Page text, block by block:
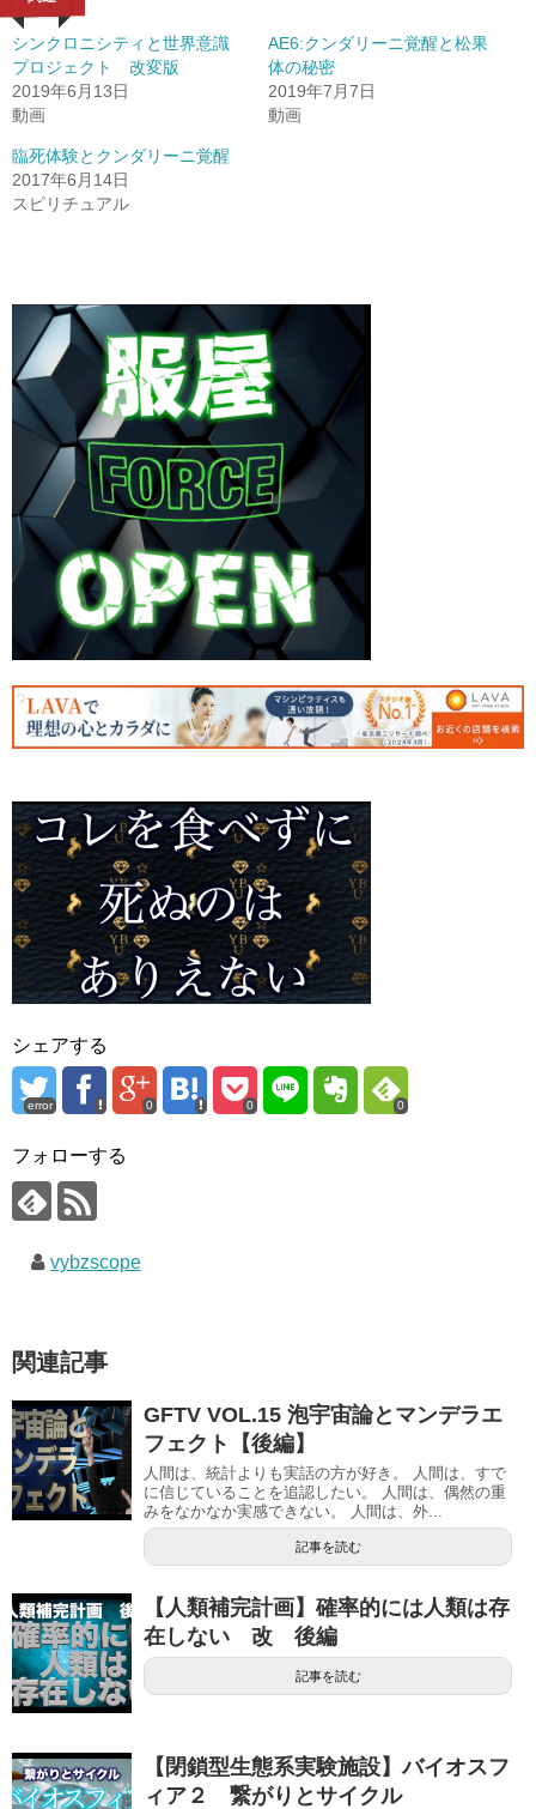
シンクロニシティと世界意識
プロジェクト 改変版
2019年6月13日
動画
AE6:クンダリーニ覚醒と松果
体の秘密
2019年7月7日
動画
臨死体験とクンダリーニ覚醒
2017年6月14日
スピリチュアル
シェアする
error 0 0 0
フォローする
vybzscope
関連記事
GFTV VOL.15 泡宇宙論とマンデラエ
フェクト【後編】
人間は、統計よりも実話の方が好き。 人間は、すで
に信じていることを追認したい。 人間は、偶然の重
みをなかなか実感できない。 人間は、外...
記事を読む
【人類補完計画】確率的には人類は存
在しない 改 後編
記事を読む
【閉鎖型生態系実験施設】バイオスフ
ィア２ 繋がりとサイクル